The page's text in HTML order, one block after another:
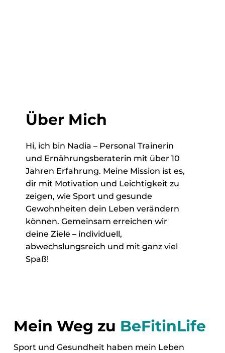
Mein Weg zu BeFitinLife
Sport und Gesundheit haben mein Leben
Über Mich
Hi, ich bin Nadia – Personal Trainerin
und Ernährungsberaterin mit über 10
Jahren Erfahrung. Meine Mission ist es,
dir mit Motivation und Leichtigkeit zu
zeigen, wie Sport und gesunde
Gewohnheiten dein Leben verändern
können. Gemeinsam erreichen wir
deine Ziele – individuell,
abwechslungsreich und mit ganz viel
Spaß!